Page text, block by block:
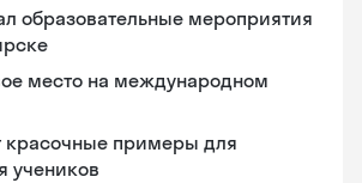
образовательные мероприятия
место на международном
красочные примеры для
учеников